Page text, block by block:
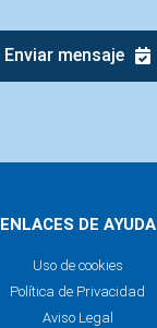
Enviar mensaje
ENLACES DE AYUDA
Uso de cookies
Política de Privacidad
Aviso Legal